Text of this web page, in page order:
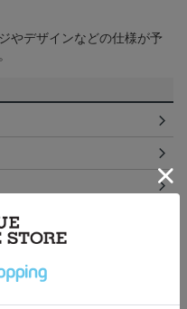
やデザインなどの仕様が予